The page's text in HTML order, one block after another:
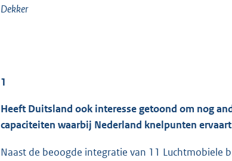
Dekker
1
Heeft Duitsland ook interesse getoond om nog
capaciteiten waarbij Nederland knelpunten
Naast de beoogde integratie van 11 Luchtmobiele